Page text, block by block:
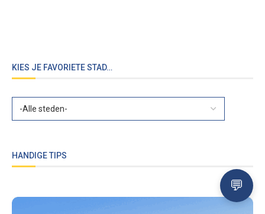
KIES JE FAVORIETE STAD…
HANDIGE TIPS